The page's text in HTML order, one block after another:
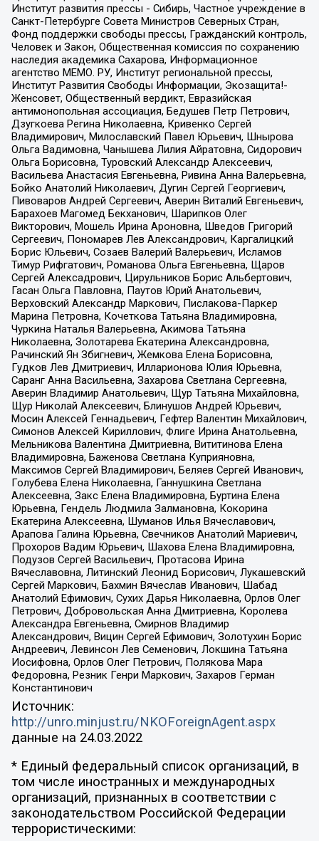
Институт развития прессы - Сибирь, Частное учреждение в
Санкт-Петербурге Совета Министров Северных Стран,
Фонд поддержки свободы прессы, Гражданский контроль,
Человек и Закон, Общественная комиссия по сохранению
наследия академика Сахарова, Информационное
агентство МЕМО. РУ, Институт региональной прессы,
Институт Развития Свободы Информации, Экозащита!-
Женсовет, Общественный вердикт, Евразийская
антимонопольная ассоциация, Бедушев Петр Петрович,
Дзугкоева Регина Николаевна, Кривенко Сергей
Владимирович, Милославский Павел Юрьевич, Шнырова
Ольга Вадимовна, Чанышева Лилия Айратовна, Сидорович
Ольга Борисовна, Туровский Александр Алексеевич,
Васильева Анастасия Евгеньевна, Ривина Анна Валерьевна,
Бойко Анатолий Николаевич, Дугин Сергей Георгиевич,
Пивоваров Андрей Сергеевич, Аверин Виталий Евгеньевич,
Барахоев Магомед Бекханович, Шарипков Олег
Викторович, Мошель Ирина Ароновна, Шведов Григорий
Сергеевич, Пономарев Лев Александрович, Каргалицкий
Борис Юльевич, Созаев Валерий Валерьевич, Исламов
Тимур Рифгатович, Романова Ольга Евгеньевна, Щаров
Сергей Алексадрович, Цирульников Борис Альбертович,
Гасан Ольга Павловна, Паутов Юрий Анатольевич,
Верховский Александр Маркович, Пислакова-Паркер
Марина Петровна, Кочеткова Татьяна Владимировна,
Чуркина Наталья Валерьевна, Акимова Татьяна
Николаевна, Золотарева Екатерина Александровна,
Рачинский Ян Збигневич, Жемкова Елена Борисовна,
Гудков Лев Дмитриевич, Илларионова Юлия Юрьевна,
Саранг Анна Васильевна, Захарова Светлана Сергеевна,
Аверин Владимир Анатольевич, Щур Татьяна Михайловна,
Щур Николай Алексеевич, Блинушов Андрей Юрьевич,
Мосин Алексей Геннадьевич, Гефтер Валентин Михайлович,
Симонов Алексей Кириллович, Флиге Ирина Анатольевна,
Мельникова Валентина Дмитриевна, Вититинова Елена
Владимировна, Баженова Светлана Куприяновна,
Максимов Сергей Владимирович, Беляев Сергей Иванович,
Голубева Елена Николаевна, Ганнушкина Светлана
Алексеевна, Закс Елена Владимировна, Буртина Елена
Юрьевна, Гендель Людмила Залмановна, Кокорина
Екатерина Алексеевна, Шуманов Илья Вячеславович,
Арапова Галина Юрьевна, Свечников Анатолий Мариевич,
Прохоров Вадим Юрьевич, Шахова Елена Владимировна,
Подузов Сергей Васильевич, Протасова Ирина
Вячеславовна, Литинский Леонид Борисович, Лукашевский
Сергей Маркович, Бахмин Вячеслав Иванович, Шабад
Анатолий Ефимович, Сухих Дарья Николаевна, Орлов Олег
Петрович, Добровольская Анна Дмитриевна, Королева
Александра Евгеньевна, Смирнов Владимир
Александрович, Вицин Сергей Ефимович, Золотухин Борис
Андреевич, Левинсон Лев Семенович, Локшина Татьяна
Иосифовна, Орлов Олег Петрович, Полякова Мара
Федоровна, Резник Генри Маркович, Захаров Герман
Константинович
Источник:
http://unro.minjust.ru/NKOForeignAgent.aspx
данные на 24.03.2022
* Единый федеральный список организаций, в
том числе иностранных и международных
организаций, признанных в соответствии с
законодательством Российской Федерации
террористическими: